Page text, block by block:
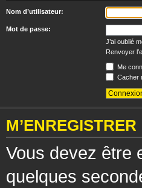
Nom d’utilisateur:
Mot de passe:
J’ai oublié
Renvoyer
Me
Cacher
M’ENREGISTRER
Vous devez être
quelques